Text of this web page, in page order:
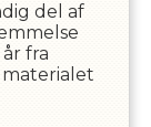
del af
fra